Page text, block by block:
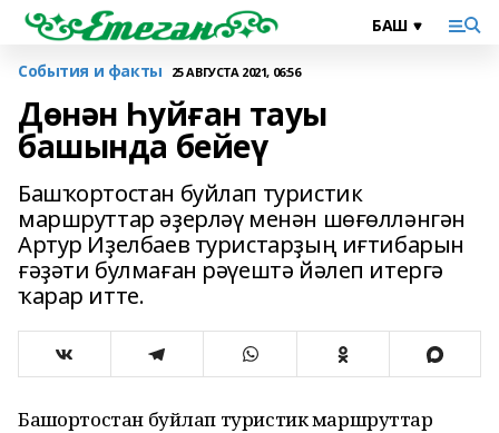
События и факты 25 АВГУСТА 2021, 06:56
Дөнән Һуйған тауы
башында бейеү
Башҡортостан буйлап туристик
маршруттар әҙерләү менән шөғөлләнгән
Артур Иҙелбаев туристарҙың иғтибарын
ғәҙәти булмаған рәүештә йәлеп итергә
ҡарар итте.
Башҡортостан буйлап туристик маршруттар